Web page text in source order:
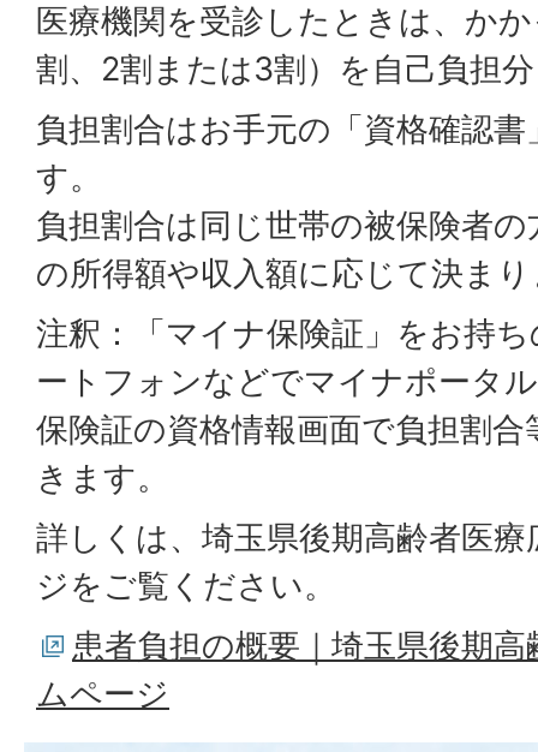
医療機関を受診したときは、か
割、2割または3割）を自己負担
負担割合はお手元の「資格確認
す。
負担割合は同じ世帯の被保険者
の所得額や収入額に応じて決ま
注釈：「マイナ保険証」をお持
ートフォンなどでマイナポータ
保険証の資格情報画面で負担割
きます。
詳しくは、埼玉県後期高齢者医
ジをご覧ください。
患者負担の概要｜埼玉県後期
ムページ